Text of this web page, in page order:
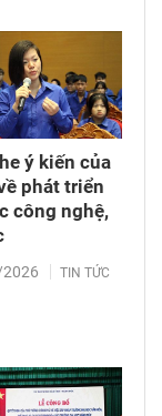
ý kiến của
phát triển
công nghệ,
TIN TỨC